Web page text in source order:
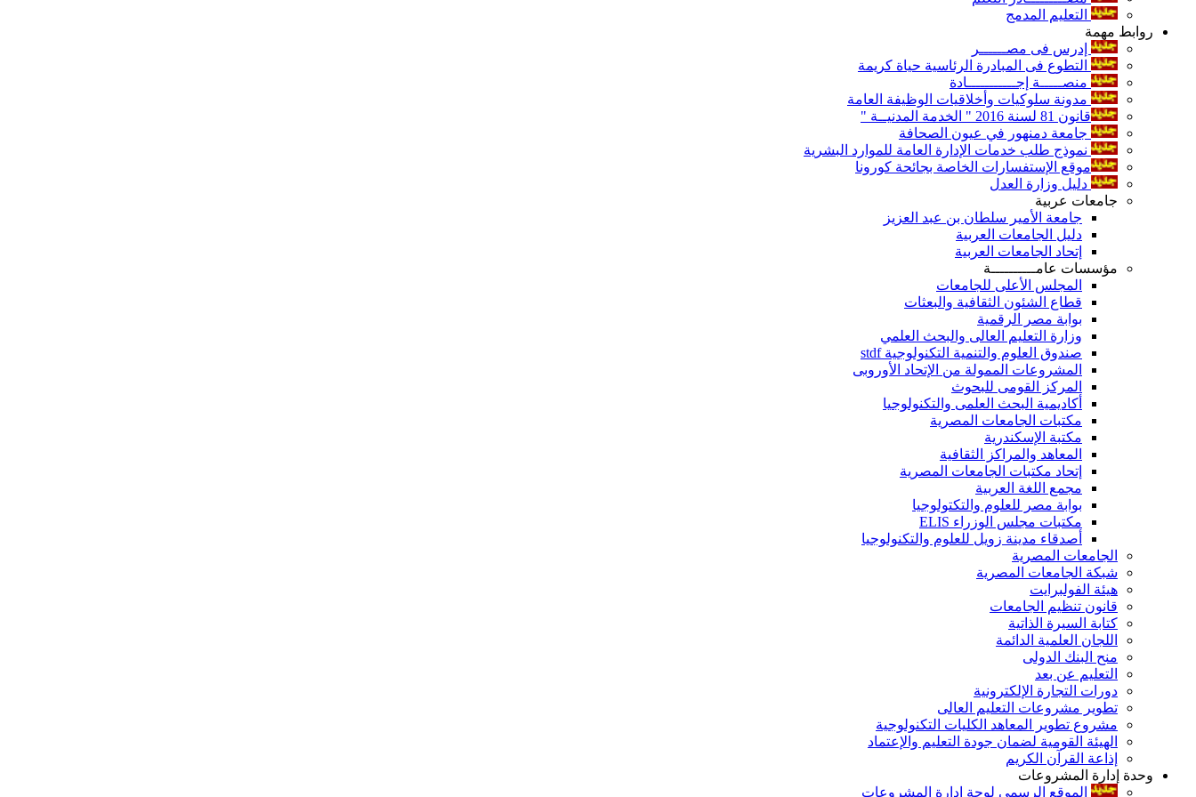
التعليم المدمج
روابط مهمة
إدرس فى مصــــــر
التطوع فى المبادرة الرئاسية حياة كريمة
منصـــــة إجـــــــــــادة
مدونة سلوكيات وأخلاقيات الوظيفة العامة
قانون 81 لسنة 2016 " الخدمة المدنيــة "
جامعة دمنهور في عيون الصحافة
نموذج طلب خدمات الإدارة العامة للموارد البشرية
موقع الإستفسارات الخاصة بجائحة كورونا
دليل وزارة العدل
جامعات عربية
جامعة الأمير سلطان بن عبد العزيز
دليل الجامعات العربية
إتحاد الجامعات العربية
مؤسسات عامــــــــــة
المجلس الأعلى للجامعات
قطاع الشئون الثقافية والبعثات
بوابة مصر الرقمية
وزارة التعليم العالى والبحث العلمي
صندوق العلوم والتنمية التكنولوجية stdf
المشروعات الممولة من الإتحاد الأوروبى
المركز القومى للبحوث
أكاديمية البحث العلمى والتكنولوجيا
مكتبات الجامعات المصرية
مكتبة الإسكندرية
المعاهد والمراكز الثقافية
إتحاد مكتبات الجامعات المصرية
مجمع اللغة العربية
بوابة مصر للعلوم والتكتولوجيا
مكتبات مجلس الوزراء ELIS
أصدقاء مدينة زويل للعلوم والتكنولوجيا
الجامعات المصرية
شبكة الجامعات المصرية
هيئة الفولبرايت
قانون تنظيم الجامعات
كتابة السيرة الذاتية
اللجان العلمية الدائمة
منح البنك الدولى
التعليم عن بعد
دورات التجارة الإلكترونية
تطوير مشروعات التعليم العالى
مشروع تطوير المعاهد الكليات التكنولوجية
الهيئة القومية لضمان جودة التعليم والإعتماد
إذاعة القرآن الكريم
وحدة إدارة المشروعات
الموقع الرسمى لوحة إدارة المشروعات